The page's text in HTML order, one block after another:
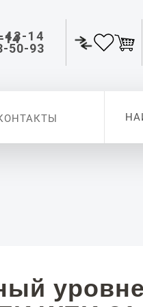
43-14
50-93